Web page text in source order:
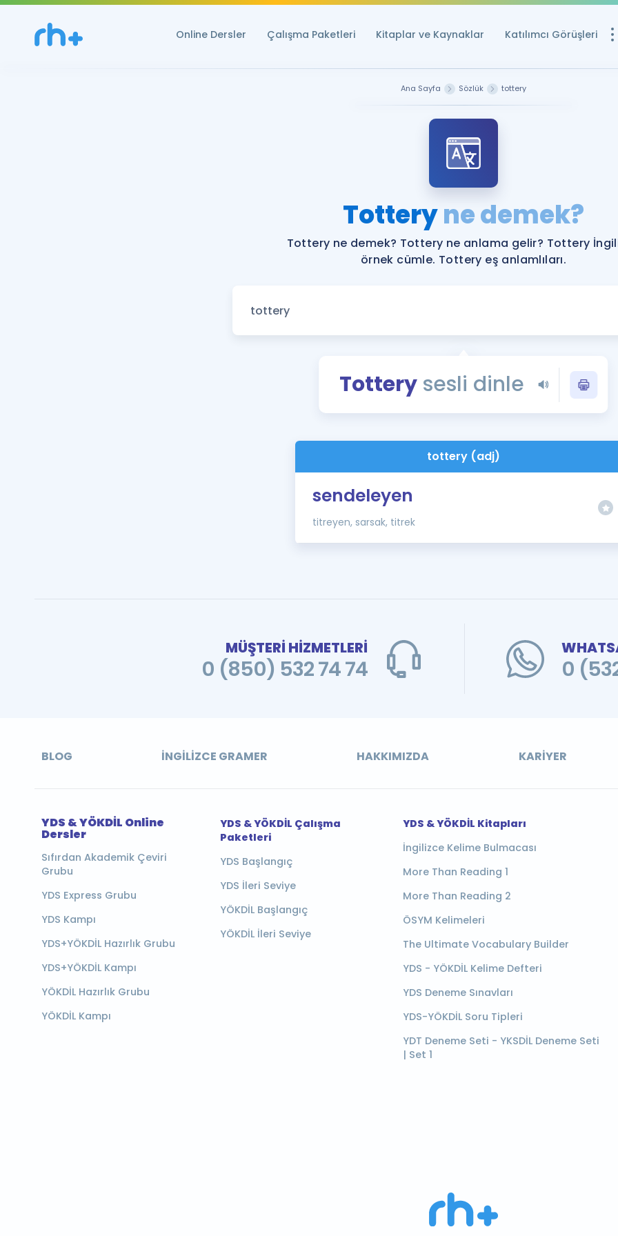
Online Dersler Çalışma Paketleri Kitaplar ve Kaynaklar Katılımcı Görüşleri
YDS ve YÖKDİL
Rehberlik Aracı
YDS ve YÖKDİL'e
Tüm ÖSYM
YDS - YÖKDİL
İngilizce Gramer
Ana Sayfa Sözlük tottery
Totteryne demek?
Tottery ne demek? Tottery ne anlama gelir? Tottery
örnek cümle. Tottery eş anlamlıları.
Tottery sesli dinle
tottery (adj)
sendeleyen
titreyen, sarsak, titrek
MÜŞTERİ HİZMETLERİ
0 (850) 532 74 74 0
BLOG İNGILIZCE GRAMER HAKKIMIZDA KARIYER
YDS & YÖKDİL Online
Dersler
Sıfırdan Akademik Çeviri
Grubu
YDS Express Grubu
YDS Kampı
YDS+YÖKDİL Hazırlık Grubu
YDS+YÖKDİL Kampı
YÖKDİL Hazırlık Grubu
YÖKDİL Kampı
YDS & YÖKDİL Çalışma
Paketleri
YDS Başlangıç
YDS İleri Seviye
YÖKDİL Başlangıç
YÖKDİL İleri Seviye
YDS & YÖKDİL Kitapları
İngilizce Kelime Bulmacası
More Than Reading 1
More Than Reading 2
ÖSYM Kelimeleri
The Ultimate Vocabulary Builder
YDS - YÖKDİL Kelime Defteri
YDS Deneme Sınavları
YDS-YÖKDİL Soru Tipleri
YDT Deneme Seti - YKSDİL Deneme Seti
| Set 1